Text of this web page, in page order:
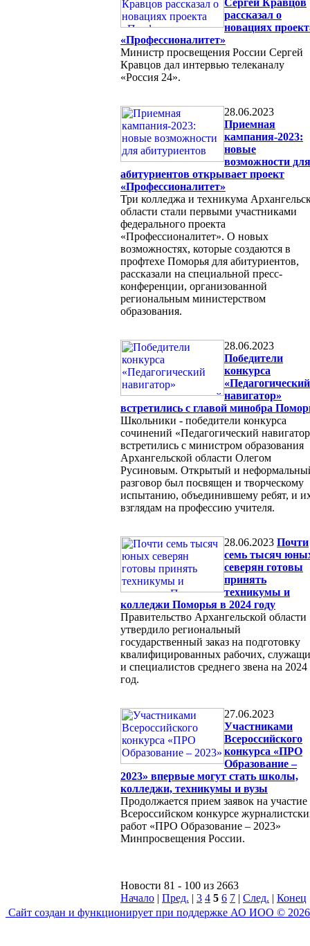
рассказал о
новациях
«Профессионалитет»
Министр просвещения России Сергей
Кравцов дал интервью телеканалу
«Россия 24».
28.06.2023
Приемная
кампания-2023:
новые
возможности для
абитуриентов открывает проект
«Профессионалитет»
Три колледжа и техникума
области стали первыми участниками
федерального проекта
«Профессионалитет». О новых
возможностях, которые создаются в
профтехе Поморья для абитуриентов,
рассказали на специальной пресс-
конференции, организованной
региональным министерством
образования.
28.06.2023
Победители
конкурса
«Педагогический
навигатор»
встретились с главой минобра
Школьники - победители конкурса
сочинений «Педагогический
встретились с министром образования
Архангельской области Олегом
Русиновым. Открытый и
разговор был посвящен и творческому
испытанию, объединившему ребят, и
взглядам на профессию учителя.
28.06.2023 Почти
семь тысяч
северян готовы
принять
техникумы и
колледжи Поморья в 2024 году
Правительство Архангельской области
утвердило региональный
государственный заказ на подготовку
квалифицированных рабочих,
и специалистов среднего звена на 2024
год.
27.06.2023
Участниками
Всероссийского
конкурса «ПРО
Образование –
2023» впервые могут стать школы,
колледжи, техникумы и вузы
Продолжается прием заявок на участие
Всероссийском конкурсе
работ «ПРО Образование – 2023»
Минпросвещения России.
Новости 81 - 100 из 2663
Начало | Пред. | 3 4 5 6 7 | След. | Конец
Сайт создан и функционирует при поддержке АО ИОО © 2026